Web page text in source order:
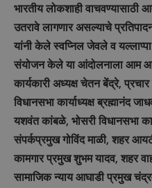
भारतीय लोकशाही वाचवण्यासाठी
उतरावे लागणार असल्याचे
यांनी केले स्वप्निल जेवले व
संयोजन केले या आंदोलनाला आम
कार्यकारी अध्यक्ष चेतन बेंद्रे,
विधानसभा कार्याध्यक्ष ब्रह्मानंद
यशवंत कांबळे, भोसरी विधानसभा
संपर्कप्रमुख गोविंद माळी, शहर
कामगार प्रमुख शुभम यादव, शहर
सामाजिक न्याय आघाडी प्रमुख